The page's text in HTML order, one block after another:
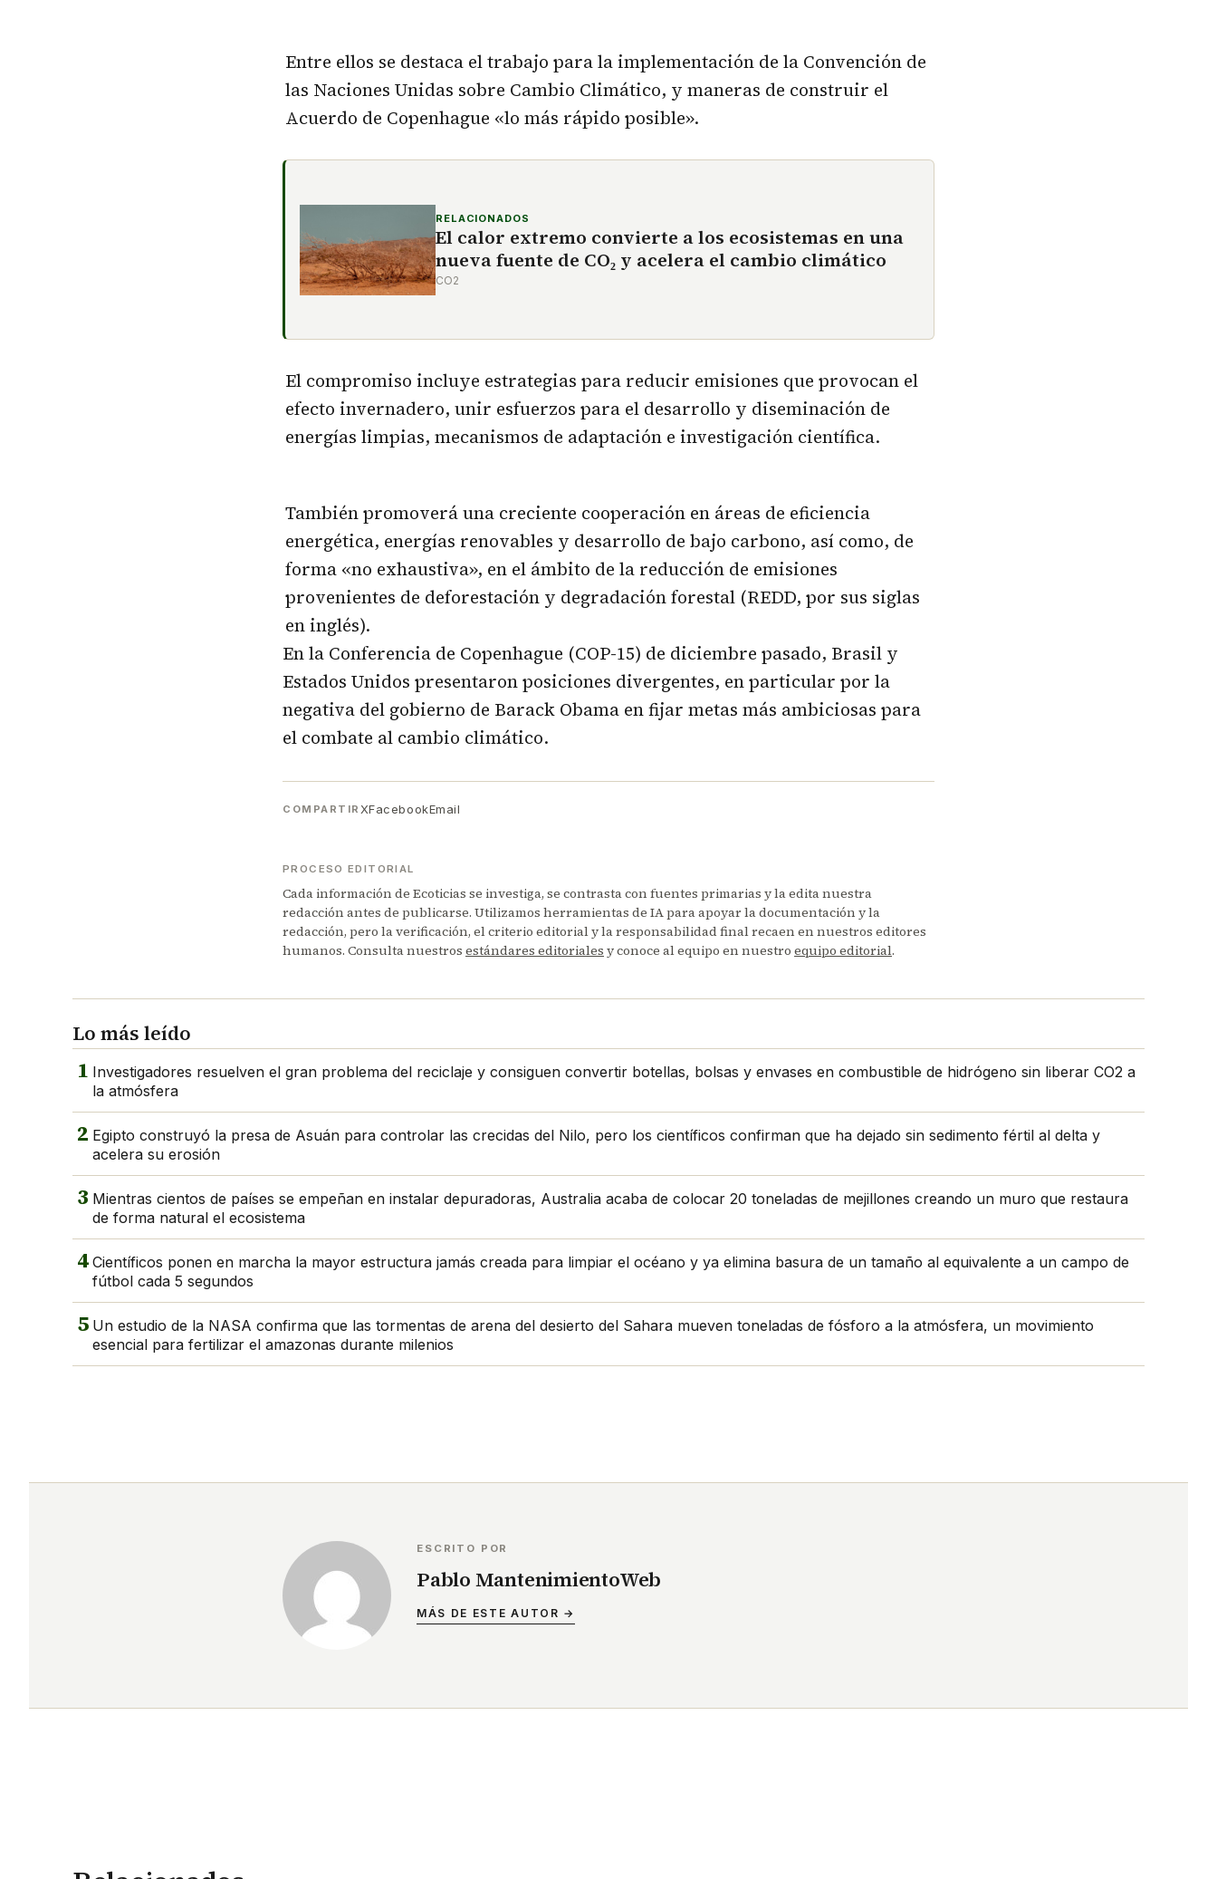
Entre ellos se destaca el trabajo para la implementación de la Convención de
las Naciones Unidas sobre Cambio Climático, y maneras de construir el
Acuerdo de Copenhague «lo más rápido posible».
RELACIONADOS
El calor extremo convierte a los ecosistemas en una
nueva fuente de CO₂ y acelera el cambio climático
CO2
El compromiso incluye estrategias para reducir emisiones que provocan el
efecto invernadero, unir esfuerzos para el desarrollo y diseminación de
energías limpias, mecanismos de adaptación e investigación científica.
También promoverá una creciente cooperación en áreas de eficiencia
energética, energías renovables y desarrollo de bajo carbono, así como, de
forma «no exhaustiva», en el ámbito de la reducción de emisiones
provenientes de deforestación y degradación forestal (REDD, por sus siglas
en inglés).
En la Conferencia de Copenhague (COP-15) de diciembre pasado, Brasil y
Estados Unidos presentaron posiciones divergentes, en particular por la
negativa del gobierno de Barack Obama en fijar metas más ambiciosas para
el combate al cambio climático.
COMPARTIR XFacebookEmail
PROCESO EDITORIAL
Cada información de Ecoticias se investiga, se contrasta con fuentes primarias y la edita nuestra
redacción antes de publicarse. Utilizamos herramientas de IA para apoyar la documentación y la
redacción, pero la verificación, el criterio editorial y la responsabilidad final recaen en nuestros editores
humanos. Consulta nuestros estándares editoriales y conoce al equipo en nuestro equipo editorial.
Lo más leído
1 Investigadores resuelven el gran problema del reciclaje y consiguen convertir botellas, bolsas y envases en combustible de hidrógeno sin liberar CO2 a
la atmósfera
2 Egipto construyó la presa de Asuán para controlar las crecidas del Nilo, pero los científicos confirman que ha dejado sin sedimento fértil al delta y
acelera su erosión
3 Mientras cientos de países se empeñan en instalar depuradoras, Australia acaba de colocar 20 toneladas de mejillones creando un muro que restaura
de forma natural el ecosistema
4 Científicos ponen en marcha la mayor estructura jamás creada para limpiar el océano y ya elimina basura de un tamaño al equivalente a un campo de
fútbol cada 5 segundos
5 Un estudio de la NASA confirma que las tormentas de arena del desierto del Sahara mueven toneladas de fósforo a la atmósfera, un movimiento
esencial para fertilizar el amazonas durante milenios
ESCRITO POR
Pablo MantenimientoWeb
MÁS DE ESTE AUTOR →